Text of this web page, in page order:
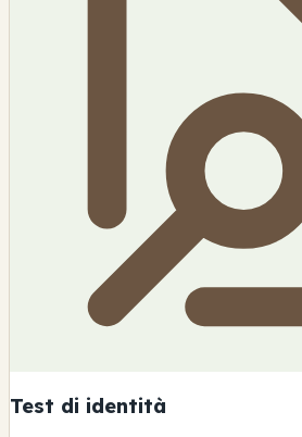
Test di identità